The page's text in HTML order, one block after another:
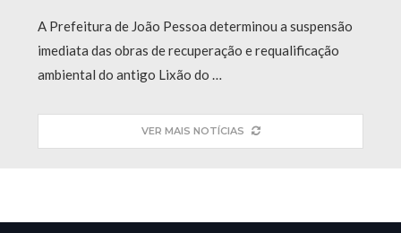
A Prefeitura de João Pessoa determinou a suspensão
imediata das obras de recuperação e requalificação
ambiental do antigo Lixão do …
VER MAIS NOTÍCIAS